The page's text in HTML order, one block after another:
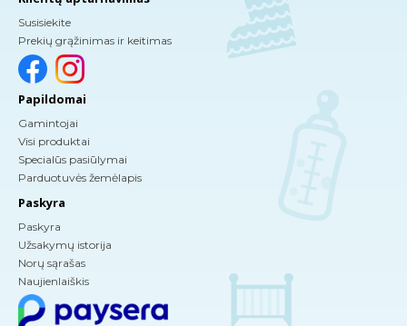
Susisiekite
Prekių grąžinimas ir keitimas
Papildomai
Gamintojai
Visi produktai
Specialūs pasiūlymai
Parduotuvės žemėlapis
Paskyra
Paskyra
Užsakymų istorija
Norų sąrašas
Naujienlaiškis